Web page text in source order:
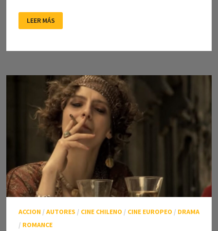
SOBRE
LA
INCOMODIDAD
POSICIÓN
LEER MÁS
ACCION / AUTORES / CINE CHILENO / CINE EUROPEO / DRAMA
/ ROMANCE